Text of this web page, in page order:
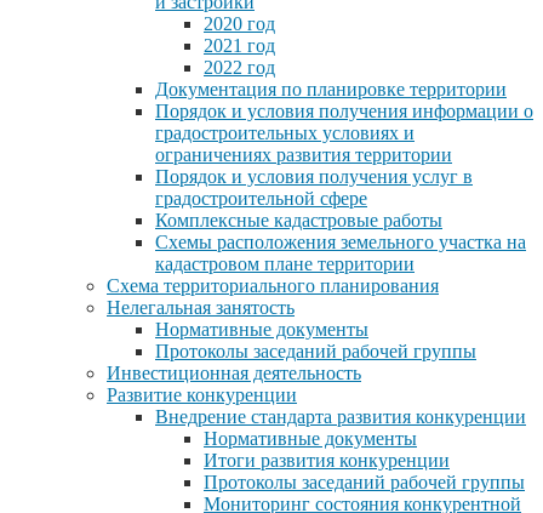
2020 год
2021 год
2022 год
Документация по планировке территории
Порядок и условия получения информации о
градостроительных условиях и
ограничениях развития территории
Порядок и условия получения услуг в
градостроительной сфере
Комплексные кадастровые работы
Схемы расположения земельного участка на
кадастровом плане территории
Схема территориального планирования
Нелегальная занятость
Нормативные документы
Протоколы заседаний рабочей группы
Инвестиционная деятельность
Развитие конкуренции
Внедрение стандарта развития конкуренции
Нормативные документы
Итоги развития конкуренции
Протоколы заседаний рабочей группы
Мониторинг состояния конкурентной